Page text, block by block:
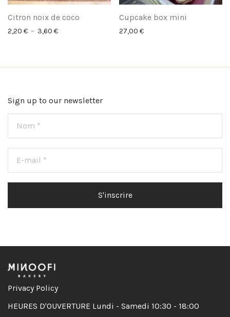
Citron noix de coco
2,20 € – 3,60 €Plage de prix : 2,20 € à 3,60 €
Cupcake box mini
27,00 €
Sign up to our newsletter
Privacy Policy
HEURES D'OUVERTURE Lundi - Samedi 10:30 - 18:00